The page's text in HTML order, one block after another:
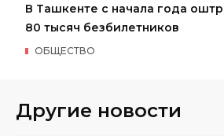
В Ташкенте с начала года
80 тысяч безбилетников
ОБЩЕСТВО
Другие новости